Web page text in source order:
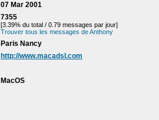
07 Mar 2001
7355
[3.39% du total / 0.79 messages par jour]
Trouver tous les messages de Anthony
Paris Nancy
http://www.macadsl.com
MacOS